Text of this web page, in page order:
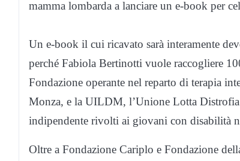
mamma lombarda a lanciare un e-book per
Un e-book il cui ricavato sarà interamente
perché Fabiola Bertinotti vuole raccogliere
Fondazione operante nel reparto di terapia
Monza, e la UILDM, l’Unione Lotta
indipendente rivolti ai giovani con disabilità
Oltre a Fondazione Cariplo e Fondazione